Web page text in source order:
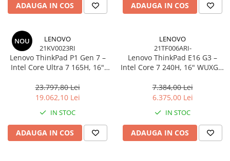
ADAUGA IN COS ADAUGA IN COS
NOU
LENOVO
21KV0023RI
Lenovo ThinkPad P1 Gen 7 –
Intel Core Ultra 7 165H, 16"
32GB, 1TB SSD, Windows 11
Pro, 3Y Premier
23.797,80 Lei
19.062,10 Lei
IN STOC
ADAUGA IN COS
LENOVO
21TF006ARI-
Lenovo ThinkPad E16 G3 –
Intel Core 7 240H, 16" WUXGA,
3Y OS
7.384,00 Lei
6.375,00 Lei
IN STOC
ADAUGA IN COS